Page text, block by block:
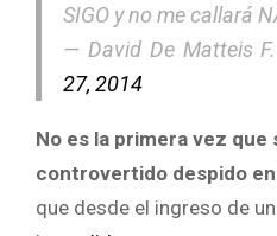
SIGO y no me callará
— David De Matteis
27, 2014
No es la primera vez que
controvertido despido
que desde el ingreso de